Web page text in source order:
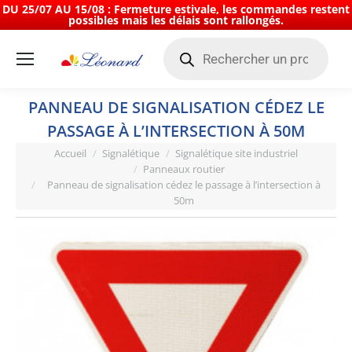
DU 25/07 AU 15/08 : Fermeture estivale, les commandes restent
possibles mais les délais sont rallongés.
produits
PANNEAU DE SIGNALISATION CÉDEZ LE
PASSAGE À L’INTERSECTION À 50M
Vous êtes ici :
Accueil Signalétique
Signalétique site industriel
Panneaux routier
Panneau de signalisation cédez le passage à l’intersection à
50m